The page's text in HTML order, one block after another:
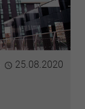
Publiziert
25.08.2020